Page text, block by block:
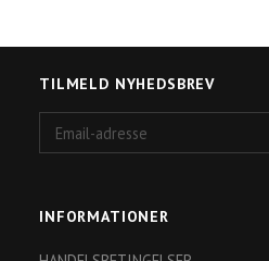
TILMELD NYHEDSBREV
adresse
INFORMATIONER